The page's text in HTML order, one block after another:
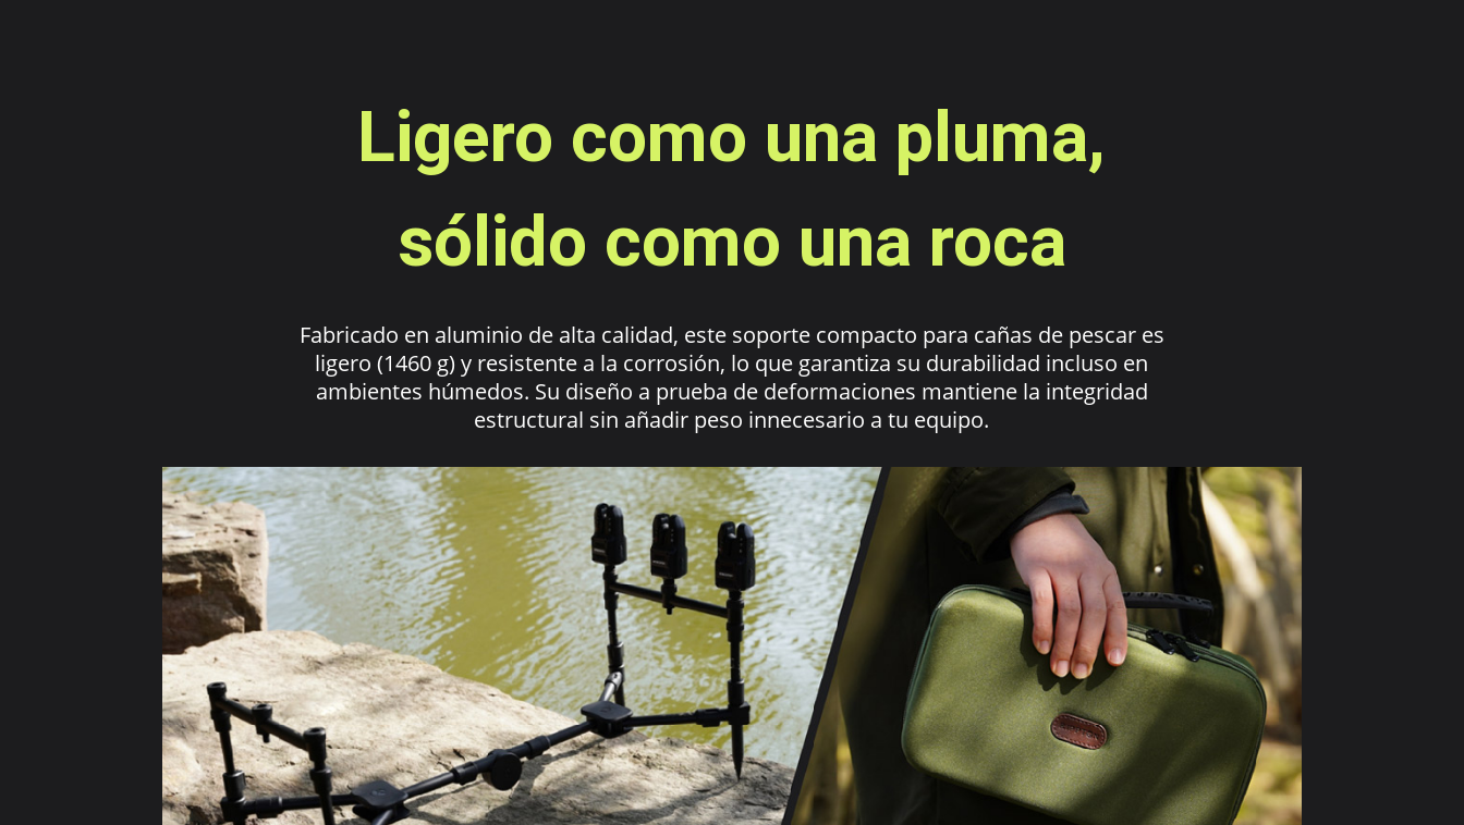
Ligero como una pluma,
sólido como una roca
Fabricado en aluminio de alta calidad, este soporte compacto para cañas de pescar es
ligero (1460 g) y resistente a la corrosión, lo que garantiza su durabilidad incluso en
ambientes húmedos. Su diseño a prueba de deformaciones mantiene la integridad
estructural sin añadir peso innecesario a tu equipo.